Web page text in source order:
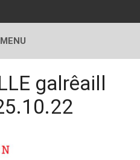
MENU
galrêaill